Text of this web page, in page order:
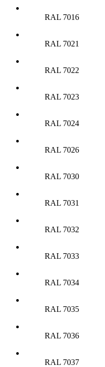
RAL 7016
RAL 7021
RAL 7022
RAL 7023
RAL 7024
RAL 7026
RAL 7030
RAL 7031
RAL 7032
RAL 7033
RAL 7034
RAL 7035
RAL 7036
RAL 7037